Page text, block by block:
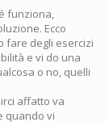
funziona,
Ecco
fare degli esercizi
e vi do una
o no, quelli
affatto va
quando vi